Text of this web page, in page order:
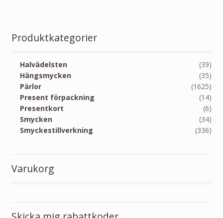
Produktkategorier
Halvädelsten
(39)
Hängsmycken
(35)
Pärlor
(1625)
Present förpackning
(14)
Presentkort
(6)
Smycken
(34)
Smyckestillverkning
(336)
Varukorg